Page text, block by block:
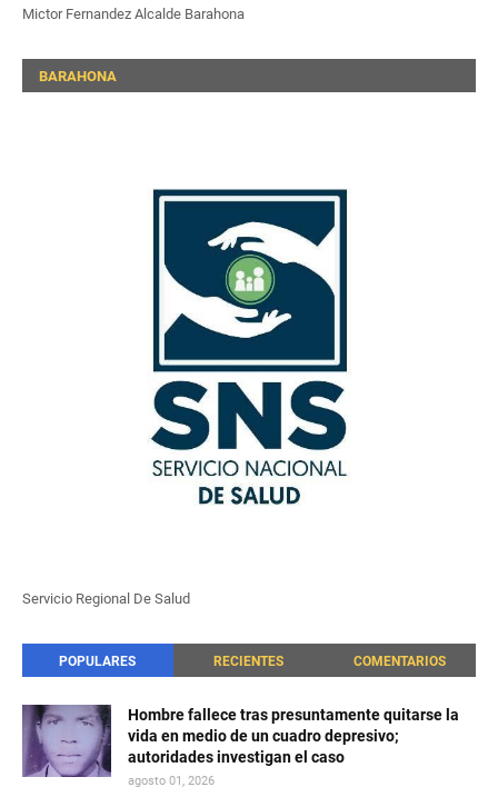
Mictor Fernandez Alcalde Barahona
BARAHONA
Servicio Regional De Salud
POPULARES RECIENTES COMENTARIOS
Hombre fallece tras presuntamente quitarse la
vida en medio de un cuadro depresivo;
autoridades investigan el caso
agosto 01, 2026